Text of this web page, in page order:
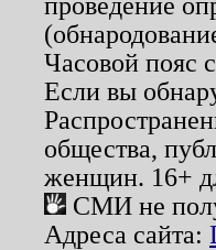
Часовой пояс
Если вы
общества,
женщин. 16+
СМИ не
Адреса сайта: